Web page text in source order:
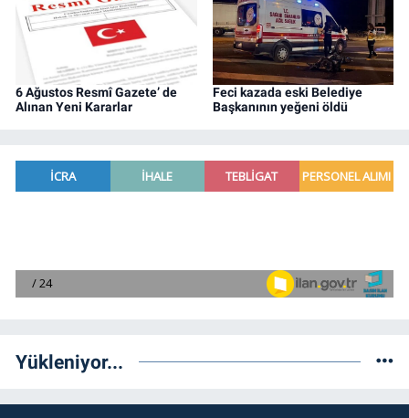
6 Ağustos Resmî Gazete’ de
Alınan Yeni Kararlar
Feci kazada eski Belediye
Başkanının yeğeni öldü
Yükleniyor...